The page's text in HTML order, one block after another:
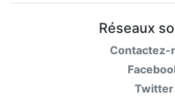
Réseaux
Contactez-
Twitter